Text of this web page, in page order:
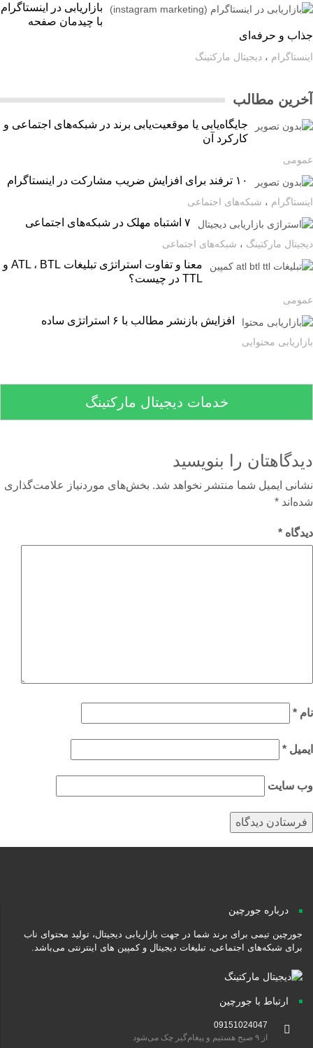
بازاریابی در اینستاگرام
با چیدمان صفحه
و حرفه‌ای
،دیجیتال مارکتینگ
مطالب
جایگاه‌یابی یا موقعیت‌یابی برند در شبکه‌های اجتماعی و
کارکرد آن
۱۰ ترفند برای افزایش ضریب مشارکت در اینستاگرام
،شبکه‌های اجتماعی
مارکتینگ،شبکه‌های اجتماعی
معنا و تفاوت استراتژی تبلیغات ATL ، BTL و
TTL در چیست؟
افزایش بازنشر مطالب با ۶ استراتژی ساده
محتوایی
خدمات دیجیتال مارکتینگ
را بنویسید
ایمیل شما منتشر نخواهد شد. بخش‌های موردنیاز علامت‌گذاری
*
*
*
*
سایت
درباره جورچین
جورچین تیمی برای برند شما در جهت بازاریابی دیجیتال، تولید محتوای ناب
برای شبکه‌های اجتماعی، تبلیغات دیجیتال و کمپین های اینترنتی می‌باشد.
ارتباط با جورچین
09151024047